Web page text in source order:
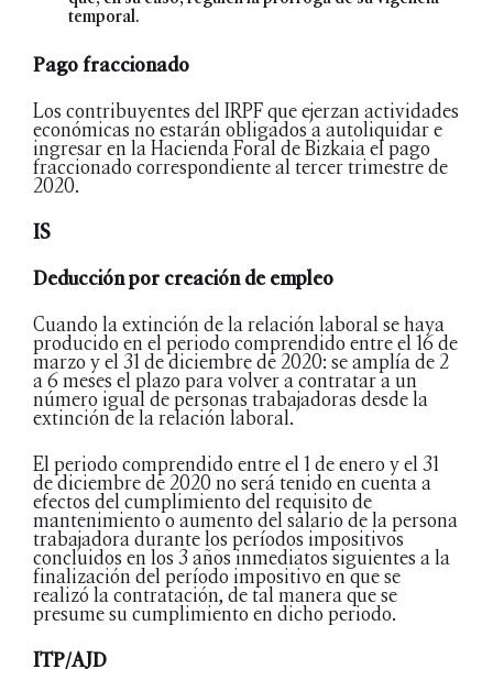
temporal.
Pago fraccionado
Los contribuyentes del IRPF que ejerzan actividades
económicas no estarán obligados a autoliquidar e
ingresar en la Hacienda Foral de Bizkaia el pago
fraccionado correspondiente al tercer trimestre de
2020.
IS
Deducción por creación de empleo
Cuando la extinción de la relación laboral se haya
producido en el periodo comprendido entre el 16 de
marzo y el 31 de diciembre de 2020: se amplía de 2
a 6 meses el plazo para volver a contratar a un
número igual de personas trabajadoras desde la
extinción de la relación laboral.
El periodo comprendido entre el 1 de enero y el 31
de diciembre de 2020 no será tenido en cuenta a
efectos del cumplimiento del requisito de
mantenimiento o aumento del salario de la persona
trabajadora durante los períodos impositivos
concluidos en los 3 años inmediatos siguientes a la
finalización del período impositivo en que se
realizó la contratación, de tal manera que se
presume su cumplimiento en dicho periodo.
ITP/AJD